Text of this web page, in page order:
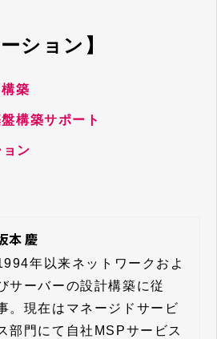
ション】
築
構築サポート
ン
本 慶
年以来ネットワークおよ
サーバーの設計構築に従
。現在はマネージドサービ
部門にて自社MSPサービス